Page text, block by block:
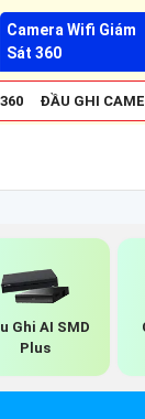
Camera Wifi Giám
Sát 360
ĐẦU GHI
Ghi AI SMD
Plus